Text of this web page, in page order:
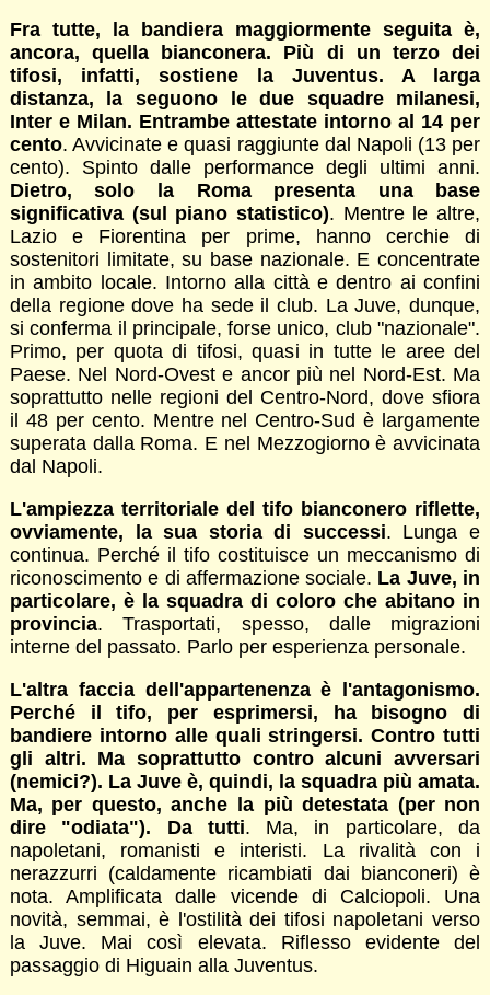
Fra tutte, la bandiera maggiormente seguita è,
ancora, quella bianconera. Più di un terzo dei
tifosi, infatti, sostiene la Juventus. A larga
distanza, la seguono le due squadre milanesi,
Inter e Milan. Entrambe attestate intorno al 14 per
cento. Avvicinate e quasi raggiunte dal Napoli (13 per
cento). Spinto dalle performance degli ultimi anni.
Dietro, solo la Roma presenta una base
significativa (sul piano statistico). Mentre le altre,
Lazio e Fiorentina per prime, hanno cerchie di
sostenitori limitate, su base nazionale. E concentrate
in ambito locale. Intorno alla città e dentro ai confini
della regione dove ha sede il club. La Juve, dunque,
si conferma il principale, forse unico, club "nazionale".
Primo, per quota di tifosi, quasi in tutte le aree del
Paese. Nel Nord-Ovest e ancor più nel Nord-Est. Ma
soprattutto nelle regioni del Centro-Nord, dove sfiora
il 48 per cento. Mentre nel Centro-Sud è largamente
superata dalla Roma. E nel Mezzogiorno è avvicinata
dal Napoli.
L'ampiezza territoriale del tifo bianconero riflette,
ovviamente, la sua storia di successi. Lunga e
continua. Perché il tifo costituisce un meccanismo di
riconoscimento e di affermazione sociale. La Juve, in
particolare, è la squadra di coloro che abitano in
provincia. Trasportati, spesso, dalle migrazioni
interne del passato. Parlo per esperienza personale.
L'altra faccia dell'appartenenza è l'antagonismo.
Perché il tifo, per esprimersi, ha bisogno di
bandiere intorno alle quali stringersi. Contro tutti
gli altri. Ma soprattutto contro alcuni avversari
(nemici?). La Juve è, quindi, la squadra più amata.
Ma, per questo, anche la più detestata (per non
dire "odiata"). Da tutti. Ma, in particolare, da
napoletani, romanisti e interisti. La rivalità con i
nerazzurri (caldamente ricambiati dai bianconeri) è
nota. Amplificata dalle vicende di Calciopoli. Una
novità, semmai, è l'ostilità dei tifosi napoletani verso
la Juve. Mai così elevata. Riflesso evidente del
passaggio di Higuain alla Juventus.